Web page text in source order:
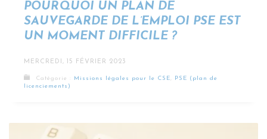
POURQUOI UN PLAN DE
SAUVEGARDE DE L’EMPLOI PSE EST
UN MOMENT DIFFICILE ?
MERCREDI, 15 FÉVRIER 2023
Catégorie : Missions légales pour le CSE, PSE (plan de
licenciements)